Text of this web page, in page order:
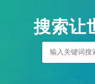
搜索让